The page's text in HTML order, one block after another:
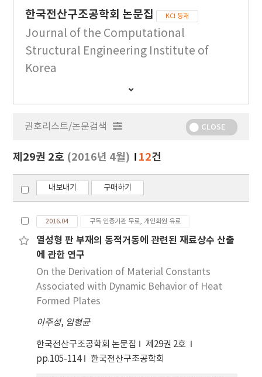
한국전산구조공학회 논문집 KCI 등재
Journal of the Computational
Structural Engineering Institute of
Korea
간
행
보
기
권호리스트/논문검색 CLOSE
제29권 2호 (2016년 4월) 12건
내보내기 구매하기
2016.04 구독 인증기관 무료, 개인회원 유료
열성형 판 부재의 동적거동에 관련된 재료상수 산출
에 관한 연구
On the Derivation of Material Constants
Associated with Dynamic Behavior of Heat
Formed Plates
이주성, 임형균
한국전산구조공학회 논문집
제29권 2호
pp.105-114
한국전산구조공학회